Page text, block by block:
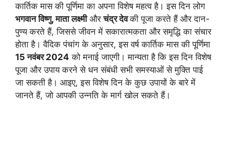
कार्तिक मास की पूर्णिमा का अपना विशेष महत्व है। इस दिन लोग
भगवान विष्णु, माता लक्ष्मीऔरचंद्र देवकी पूजा करते हैं और दान-
पुण्य करते हैं, जिससे जीवन में सकारात्मकता और समृद्धि का संचार
होता है। वैदिक पंचांग के अनुसार, इस वर्ष कार्तिक मास की पूर्णिमा
15 नवंबर 2024 को मनाई जाएगी। मान्यता है कि इस दिन विशेष
पूजा और उपाय करने से धन संबंधी सभी समस्याओं से मुक्ति पाई
जा सकती है। आइए, इस विशेष दिन के कुछ उपायों के बारे में
जानते हैं, जो आपकी उन्नति के मार्ग खोल सकते हैं।